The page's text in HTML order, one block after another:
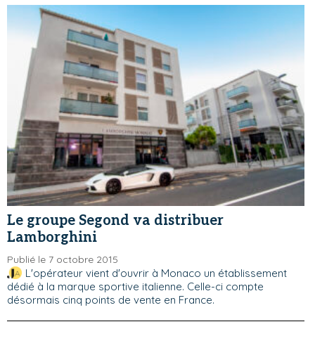
Le groupe Segond va distribuer
Lamborghini
Publié le 7 octobre 2015
L'opérateur vient d'ouvrir à Monaco un établissement
dédié à la marque sportive italienne. Celle-ci compte
désormais cinq points de vente en France.